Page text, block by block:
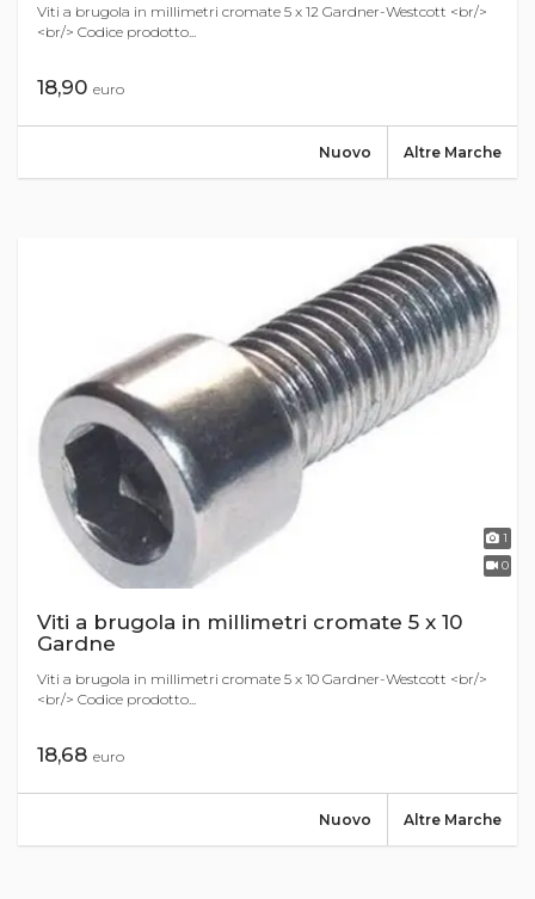
Viti a brugola in millimetri cromate 5 x 12 Gardner-Westcott <br/>
<br/> Codice prodotto...
18,90 euro
Altre Marche
Nuovo
1
0
Viti a brugola in millimetri cromate 5 x 10
Gardne
Viti a brugola in millimetri cromate 5 x 10 Gardner-Westcott <br/>
<br/> Codice prodotto...
18,68 euro
Altre Marche
Nuovo